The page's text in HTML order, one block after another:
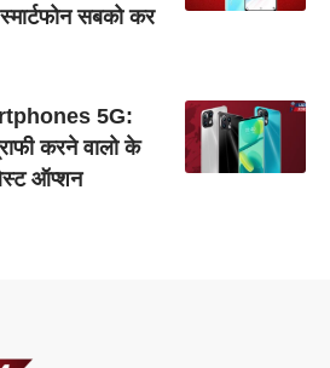
सबको कर
5G:
करने वालो के
ऑप्शन